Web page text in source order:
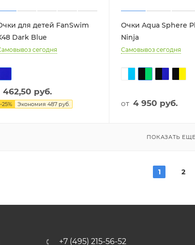
для детей FanSwim
Dark Blue
сегодня
462,50 руб.
-25% Экономия 487руб.
Очки Aqua Sphere
Ninja
Самовывоз сегодня
от 4 950 руб.
ПОКАЗАТЬ ЕЩЕ
1 2
+7 (495) 215-56-52